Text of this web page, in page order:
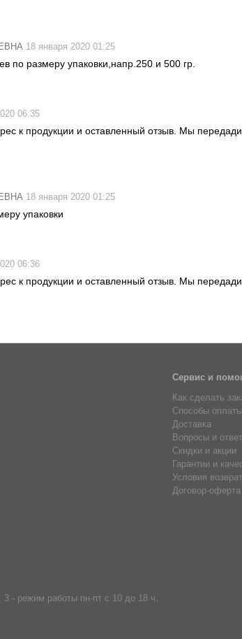
18 января 2020 01:25
по размеру упаковки,напр.250 и 500 гр.
06:35
к продукции и оставленный отзыв. Мы
18 января 2020 01:25
упаковки
06:36
к продукции и оставленный отзыв. Мы
3 - режим работы пн-пт с 10 до 18 ч.
Сервис и
Как сделать
Способы оплаты
Доставка
Вопросы и
Скидки и акции
Гарантии и
Условия
Договор-оферта